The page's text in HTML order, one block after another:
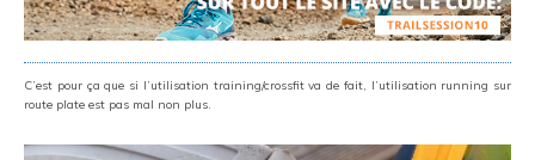
C’est pour ça que si l’utilisation training/crossfit va de fait, l’utilisation running sur
route plate est pas mal non plus.